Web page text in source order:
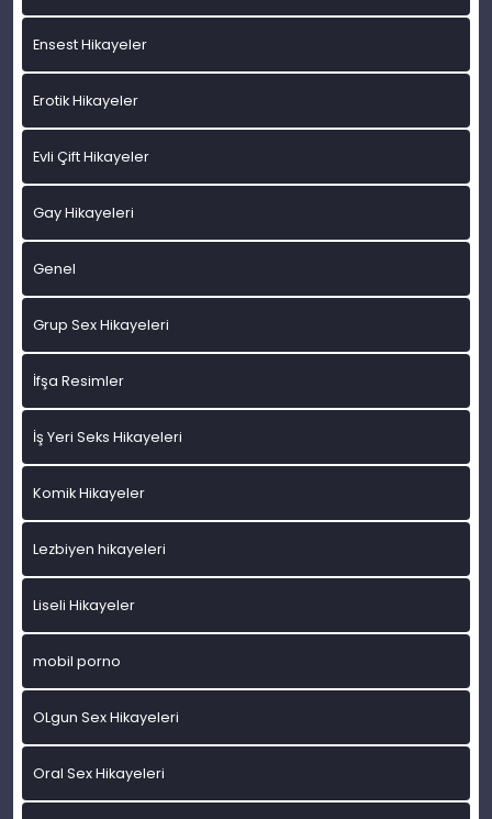
Ensest Hikayeler
Erotik Hikayeler
Evli Çift Hikayeler
Gay Hikayeleri
Genel
Grup Sex Hikayeleri
İfşa Resimler
İş Yeri Seks Hikayeleri
Komik Hikayeler
Lezbiyen hikayeleri
Liseli Hikayeler
mobil porno
OLgun Sex Hikayeleri
Oral Sex Hikayeleri